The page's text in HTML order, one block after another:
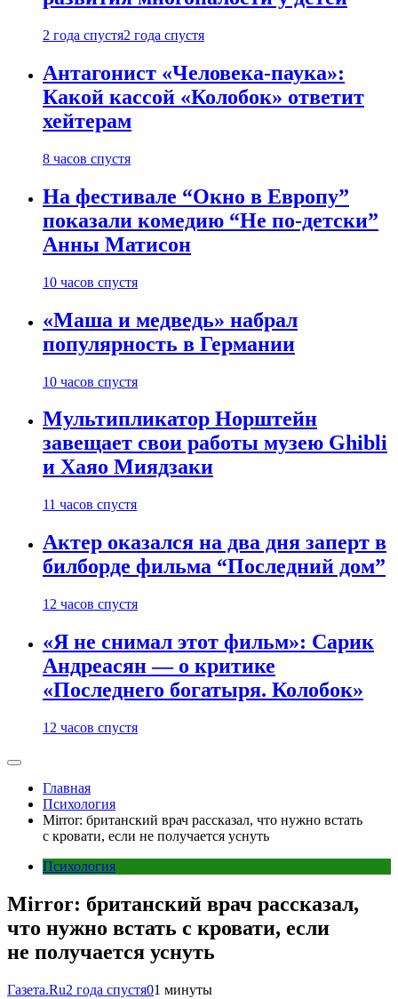
2 года спустя2 года спустя
Антагонист «Человека-паука»:
Какой кассой «Колобок» ответит
хейтерам
8 часов спустя
На фестивале “Окно в Европу”
показали комедию “Не по-детски”
Анны Матисон
10 часов спустя
«Маша и медведь» набрал
популярность в Германии
10 часов спустя
Мультипликатор Норштейн
завещает свои работы музею Ghibli
и Хаяо Миядзаки
11 часов спустя
Актер оказался на два дня заперт в
билборде фильма “Последний дом”
12 часов спустя
«Я не снимал этот фильм»: Сарик
Андреасян — о критике
«Последнего богатыря. Колобок»
12 часов спустя
Главная
Психология
Mirror: британский врач рассказал, что нужно встать
с кровати, если не получается уснуть
Психология
Mirror: британский врач рассказал,
что нужно встать с кровати, если
не получается уснуть
Газета.Ru2 года спустя01 минуты